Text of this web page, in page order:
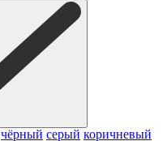
чёрный серый коричневый